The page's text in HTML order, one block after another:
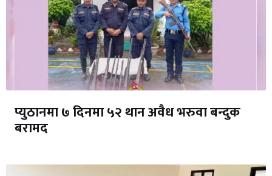
प्युठानमा ७ दिनमा ५२ थान अवैध भरुवा बन्दुक
बरामद